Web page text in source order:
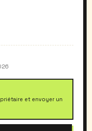
et envoyer un